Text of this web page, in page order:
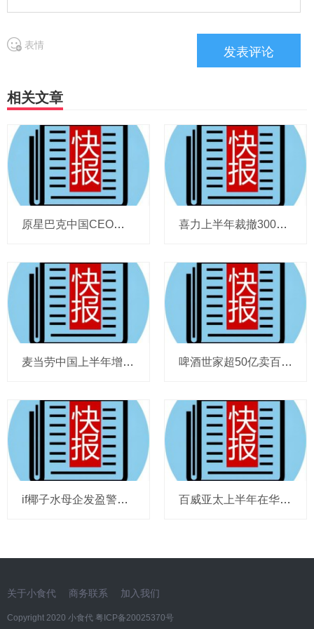
表情
相关文章
原星巴克中国CEO蔡德粦掌舵恒隆，百胜中国完成必胜客内地所有权收购，泸溪河迎来反转，帝亚吉欧裁减岗位计划发布，秋天第一杯奶茶爆单 喜力上半年裁撤3000岗位，太古可口可乐总裁说饮料品类增长态势良好，华润饮料下半年要打三场关键战役，帝亚吉欧新帅努力应对白酒市场影响
麦当劳中国上半年增至8114家，达能CEO称现阶段更具进攻性，“小酒馆”海伦司盈警，现代牧业完成收购中国圣牧股权，茶颜悦色合肥首店开业 啤酒世家超50亿卖百威集团股份，宗庆后之子任新公司董事长，FIVE GUYS明年重点加密北京，三只松鼠华南总部入驻佛山，达能完成阿根廷合资
if椰子水母企发盈警，星巴克回应“伙伴券取消”传闻，沃尔玛社区店将开进广州，袁记食品更新招股书，投资超5亿的安徽东鹏饮料项目投产 百威亚太上半年在华量跌价升，东鹏饮料上半年收入近125亿，热浪让梦龙冰淇淋欧洲大卖，徐福记发拼多多店铺说明，泸溪河桃酥再次上架山姆
关于小食代 商务联系 加入我们
Copyright 2020 小食代 粤ICP备20025370号​